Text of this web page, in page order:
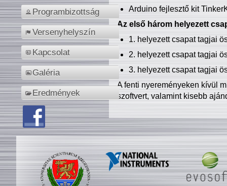
Programbizottság
Versenyhelyszín
Kapcsolat
Galéria
Eredmények
Arduino fejlesztő kit
Az első három helyezett
1. helyezett csapat tagjai
2. helyezett csapat tagjai
3. helyezett csapat tagjai
A fenti nyereményeken kívül
szoftvert, valamint kisebb